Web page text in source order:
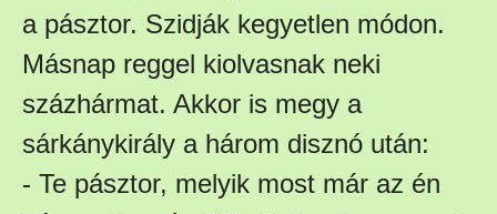
a pásztor. Szidják kegyetlen módon.
Másnap reggel kiolvasnak neki
százhármat. Akkor is megy a
sárkánykirály a három disznó után:
- Te pásztor, melyik most már az én